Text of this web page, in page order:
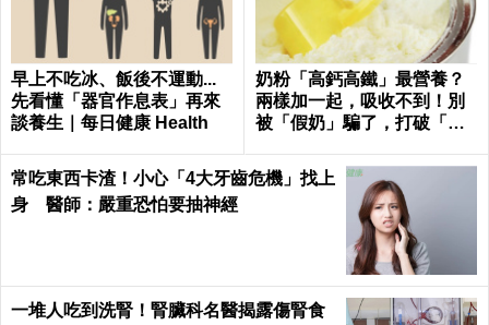
早上不吃冰、飯後不運動...
先看懂「器官作息表」再來
談養生｜每日健康 Health
奶粉「高鈣高鐵」最營養？
兩樣加一起，吸收不到！別
被「假奶」騙了，打破「營
常吃東西卡渣！小心「4大牙齒危機」找上
身 醫師：嚴重恐怕要抽神經
一堆人吃到洗腎！腎臟科名醫揭露傷腎食